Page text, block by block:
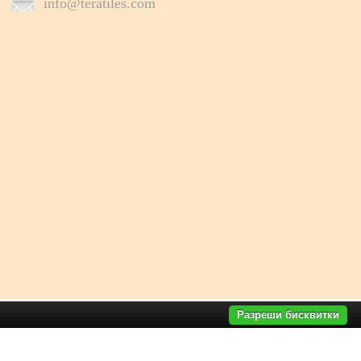
info@teratiles.com
Разреши бисквитки